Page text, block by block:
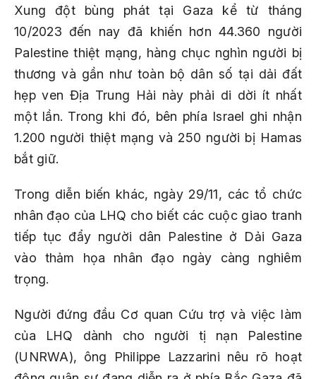
Xung đột bùng phát tại Gaza kể từ tháng
10/2023 đến nay đã khiến hơn 44.360 người
Palestine thiệt mạng, hàng chục nghìn người bị
thương và gần như toàn bộ dân số tại dải đất
hẹp ven Địa Trung Hải này phải di dời ít nhất
một lần. Trong khi đó, bên phía Israel ghi nhận
1.200 người thiệt mạng và 250 người bị Hamas
bắt giữ.
Trong diễn biến khác, ngày 29/11, các tổ chức
nhân đạo của LHQ cho biết các cuộc giao tranh
tiếp tục đẩy người dân Palestine ở Dải Gaza
vào thảm họa nhân đạo ngày càng nghiêm
trọng.
Người đứng đầu Cơ quan Cứu trợ và việc làm
của LHQ dành cho người tị nạn Palestine
(UNRWA), ông Philippe Lazzarini nêu rõ hoạt